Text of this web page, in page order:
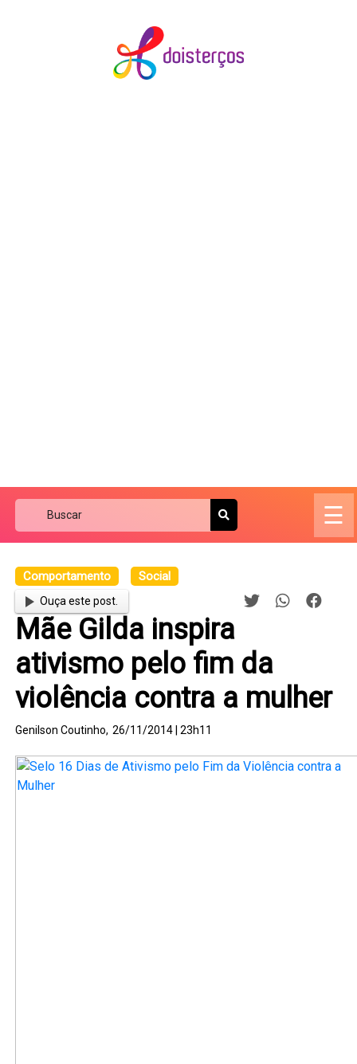
☰
Comportamento Social
Ouça este post.
Mãe Gilda inspira
ativismo pelo fim da
violência contra a mulher
Genilson Coutinho, 26/11/2014 | 23h11